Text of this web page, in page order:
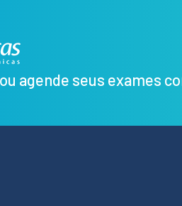
agende seus exames